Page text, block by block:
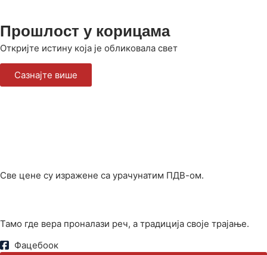
Прошлост у корицама
Откријте истину која је обликовала свет
Сазнајте више
Све цене су изражене са урачунатим ПДВ-ом.
Тамо где вера проналази реч, а традиција своје трајање.
Фацебоок